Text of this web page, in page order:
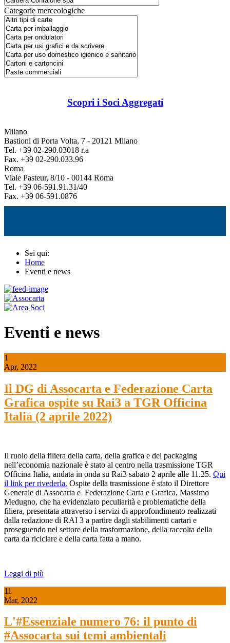
Categorie merceologiche
Scopri i Soci Aggregati
Milano
Bastioni di Porta Volta, 7 - 20121 Milano
Tel. +39 02-290.03018 r.a
Fax. +39 02-290.033.96
Roma
Viale Pasteur, 8/10 - 00144 Roma
Tel. +39 06-591.91.31/40
Fax. +39 06-591.0876
Sei qui:
Home
Eventi e news
Eventi e news
1
Apr, 2022
Il DG di Assocarta e Federazione Carta
Grafica ospite su Rai3 a TGR Officina
Italia (2 aprile 2022)
Il ruolo della filiera della carta, della grafica e del packaging
nell’economia nazionale è stato al centro nella trasmissione TGR
Officina Italia, andata in onda su Rai3 sabato 2 aprile alle 11.25. Qui
il link per rivederla. Ospite della trasmissione è stato il Direttore
Generale di Assocarta e Federazione Carta e Grafica, Massimo
Medugno, che ha evidenziato peculiarità e problematiche della
filiera, presentata attraverso i servizi di approfondimento realizzati
dalla redazione di RAI 3 a partire dagli stabilimenti cartari e
proseguendo nel settore della trasformazione, della raccolta della
carta da riciclare e della carta fatta a mano.
Leggi di più
11
Mar, 2022
L'#Essenziale numero 76: il punto di
#Assocarta sui temi ambientali